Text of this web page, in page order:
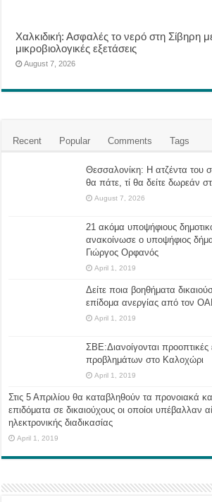
Χαλκιδική: Ασφαλές το νερό στη Σίβηρη
μικροβιολογικές εξετάσεις
August 7, 2026
Recent Popular Comments Tags
Θεσσαλονίκη: Η ατζέντα του
θα πάτε, τί θα δείτε δωρεάν
August 7, 2026
21 ακόμα υποψήφιους
ανακοίνωσε ο υποψήφιος
Γιώργος Ορφανός
April 1, 2019
Δείτε ποια βοηθήματα
επίδομα ανεργίας από τον
April 1, 2019
ΣΒΕ:Διανοίγονται
προβλημάτων στο Καλοχώρι
April 1, 2019
Στις 5 Απριλίου θα καταβληθούν τα προνοιακά
επιδόματα σε δικαιούχους οι οποίοι υπέβαλλαν
ηλεκτρονικής διαδικασίας
April 1, 2019